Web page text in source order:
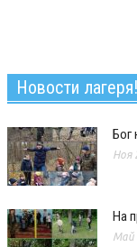
Новости лагеря!
Бог
Ноя
На
Май